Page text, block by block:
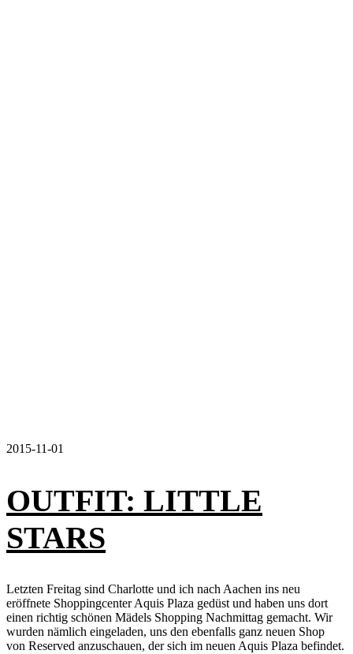
2015-11-01
OUTFIT: LITTLE
STARS
Letzten Freitag sind Charlotte und ich nach Aachen ins neu
eröffnete Shoppingcenter Aquis Plaza gedüst und haben uns dort
einen richtig schönen Mädels Shopping Nachmittag gemacht. Wir
wurden nämlich eingeladen, uns den ebenfalls ganz neuen Shop
von Reserved anzuschauen, der sich im neuen Aquis Plaza befindet.